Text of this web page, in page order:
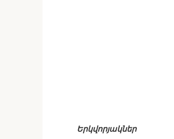
Երկվորյակներ